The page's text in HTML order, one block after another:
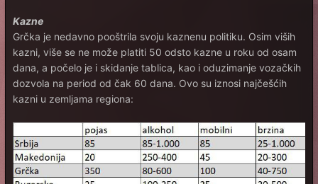
Kazne
Grčka je nedavno pooštrila svoju kaznenu politiku. Osim viših
kazni, više se ne može platiti 50 odsto kazne u roku od osam
dana, a počelo je i skidanje tablica, kao i oduzimanje vozačkih
dozvola na period od čak 60 dana. Ovo su iznosi najčešćih
kazni u zemljama regiona: